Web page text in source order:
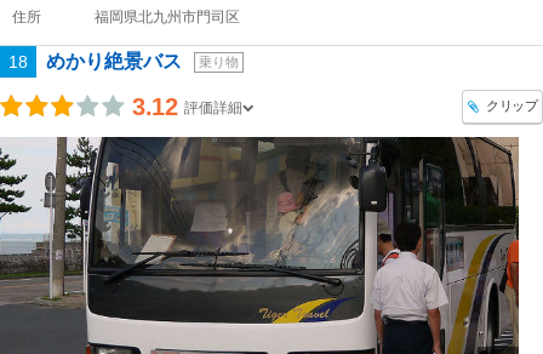
住所 福岡県北九州市門司区
18 めかり絶景バス 乗り物
3.12 評価詳細 クリップ